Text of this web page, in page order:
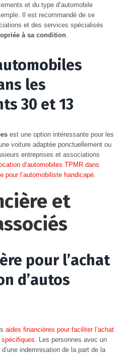
et du type d’automobile
Il est recommandé de se
et des services spécialisés
à sa condition
les
30 et 13
est une option intéressante pour les
voiture adaptée ponctuellement ou
entreprises et associations
d’automobiles TPMR dans
pour l’automobiliste handicapé
et
pour l’achat
d’autos
aides financières pour faciliter l’achat
spécifiques . Les personnes avec un
indemnisation de la part de la